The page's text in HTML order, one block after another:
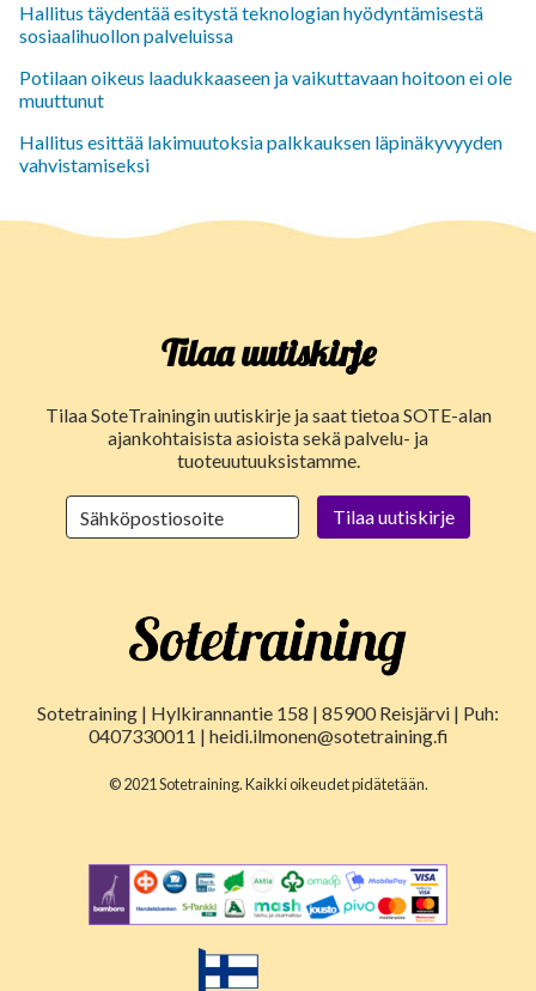
Hallitus täydentää esitystä teknologian hyödyntämisestä
sosiaalihuollon palveluissa
Potilaan oikeus laadukkaaseen ja vaikuttavaan hoitoon ei ole
muuttunut
Hallitus esittää lakimuutoksia palkkauksen läpinäkyvyyden
vahvistamiseksi
Tilaa uutiskirje
Tilaa SoteTrainingin uutiskirje ja saat tietoa SOTE-alan
ajankohtaisista asioista sekä palvelu- ja
tuoteuutuuksistamme.
Sotetraining | Hylkirannantie 158 | 85900 Reisjärvi | Puh:
0407330011 | heidi.ilmonen@sotetraining.fi
© 2021 Sotetraining. Kaikki oikeudet pidätetään.